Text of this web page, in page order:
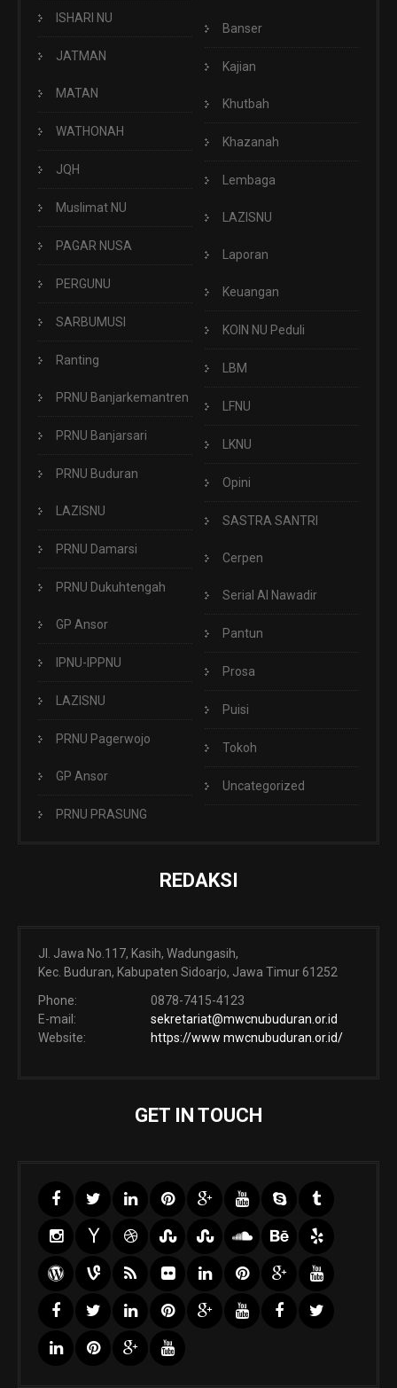
ISHARI NU
JATMAN
MATAN
WATHONAH
JQH
Muslimat NU
PAGAR NUSA
PERGUNU
SARBUMUSI
Ranting
PRNU Banjarkemantren
PRNU Banjarsari
PRNU Buduran
LAZISNU
PRNU Damarsi
PRNU Dukuhtengah
GP Ansor
IPNU-IPPNU
LAZISNU
PRNU Pagerwojo
GP Ansor
PRNU PRASUNG
Banser
Kajian
Khutbah
Khazanah
Lembaga
LAZISNU
Laporan
Keuangan
KOIN NU Peduli
LBM
LFNU
LKNU
Opini
SASTRA SANTRI
Cerpen
Serial Al Nawadir
Pantun
Prosa
Puisi
Tokoh
Uncategorized
REDAKSI
Jl. Jawa No.117, Kasih, Wadungasih,
Kec. Buduran, Kabupaten Sidoarjo, Jawa Timur 61252
Phone:
0878-7415-4123
E-mail:
sekretariat@mwcnubuduran.or.id
Website:
https://www mwcnubuduran.or.id/
GET IN TOUCH